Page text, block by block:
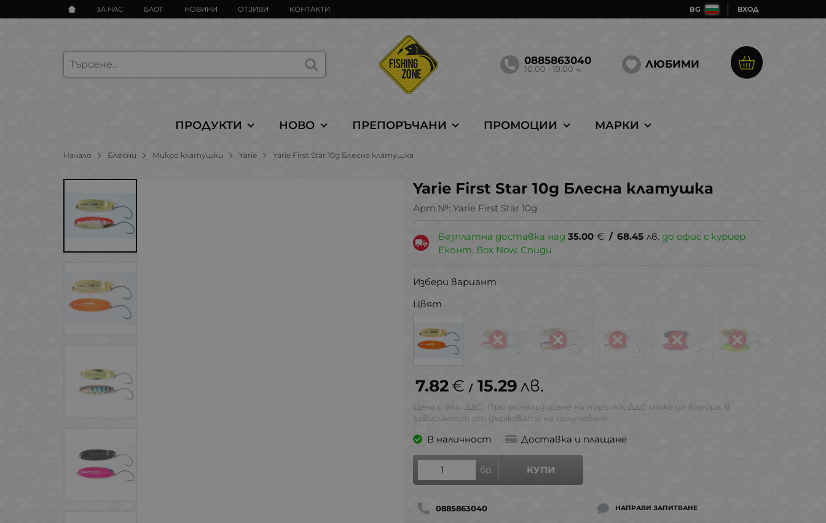
ЗА НАС БЛОГ НОВИНИ ОТЗИВИ КОНТАКТИ BG ВХОД
0885863040
10.00 - 19.00 ч. ЛЮБИМИ
ПРОДУКТИ ПРОМОЦИИ
НОВО ПРЕПОРЪЧАНИ МАРКИ
Начало Блесни Микро клатушки Yarie Yarie First Star 10g Блесна клатушка
Yarie First Star 10g Блесна клатушка
Арт.№: Yarie First Star 10g
Безплатна доставка над35.00 € / 68.45 лв. до офис с куриер
Еконт, Box Now, Спиди
Избери вариант
Цвят
7.82€ / 15.29лв.
Цена с вкл. ДДС. При финализиране на поръчка, ДДС може да варира, в
зависимост от държавата на получаване.
В наличност Доставка и плащане
бр. КУПИ
0885863040 НАПРАВИ ЗАПИТВАНЕ